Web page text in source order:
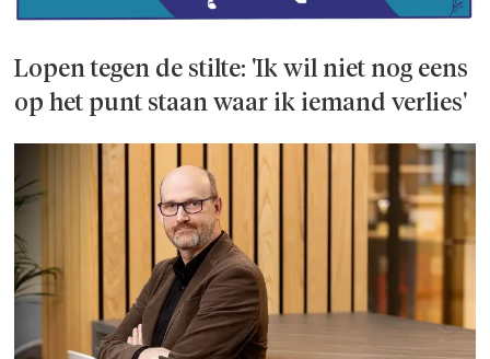
Lopen tegen de stilte: 'Ik wil niet nog eens
op het punt staan waar ik iemand verlies'